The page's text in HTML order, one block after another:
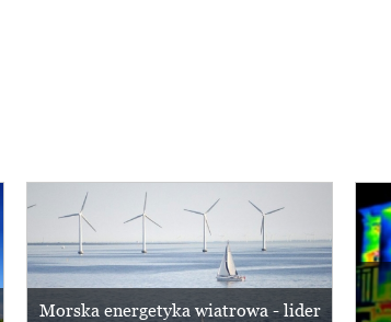
Morska energetyka wiatrowa - lider